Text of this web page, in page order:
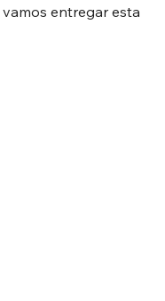
entregar esta